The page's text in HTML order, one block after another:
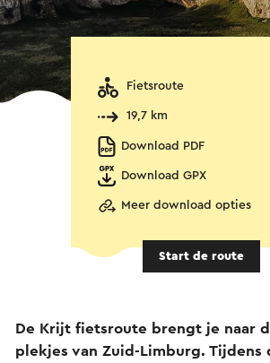
Fietsroute
19,7 km
Download PDF
Download GPX
Meer download opties
Start de route
De Krijt fietsroute brengt je naar
plekjes van Zuid-Limburg. Tijdens